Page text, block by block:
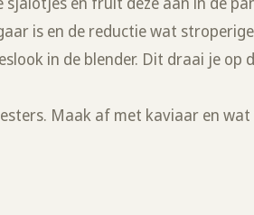
is en de reductie wat
in de blender. Dit draai je op
Maak af met kaviaar en